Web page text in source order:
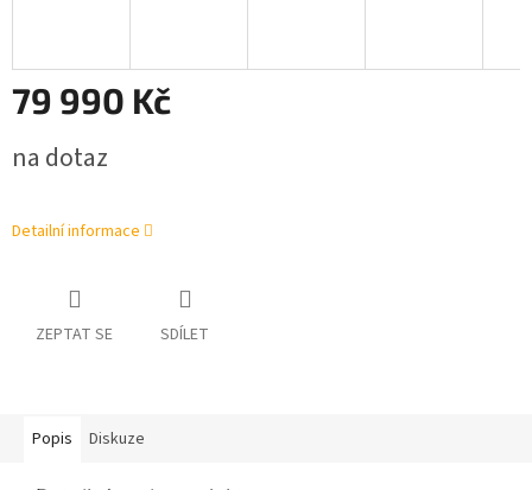
79 990 Kč
cena:
na dotaz
Detailní informace
ZEPTAT SE SDÍLET
Popis Diskuze